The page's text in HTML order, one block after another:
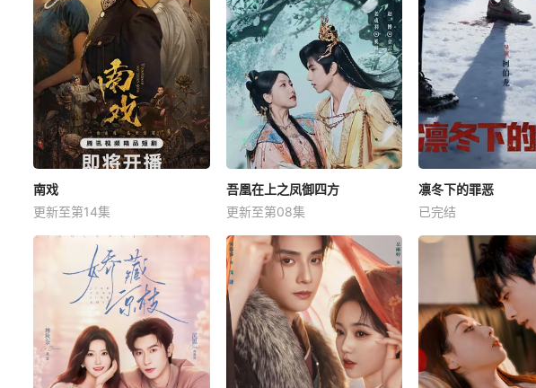
南戏
更新至第14集
吾凰在上之凤御四方
更新至第08集
凛冬下的罪恶
已完结